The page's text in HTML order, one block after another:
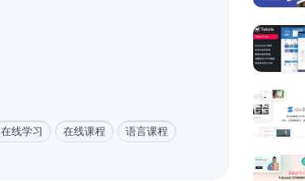
在线学习 在线课程 语言课程